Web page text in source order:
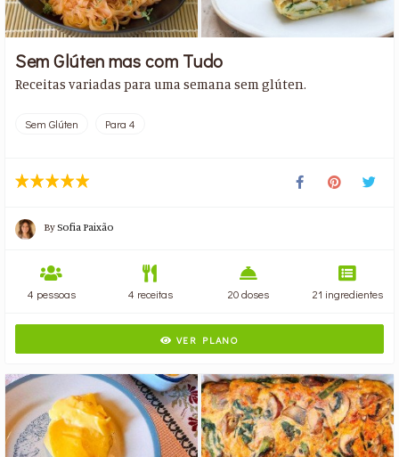
Sem Glúten mas com Tudo
Receitas variadas para uma semana sem glúten.
Sem Glúten Para 4
BySofia Paixão
4 pessoas 4 receitas 20 doses 21 ingredientes
VER PLANO